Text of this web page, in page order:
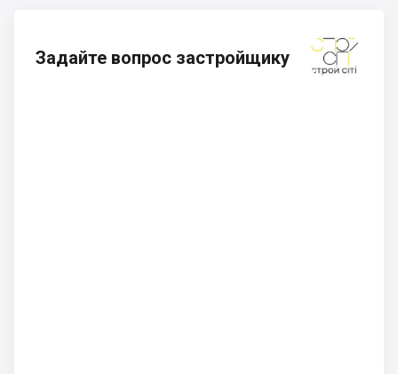
Задайте вопрос застройщику